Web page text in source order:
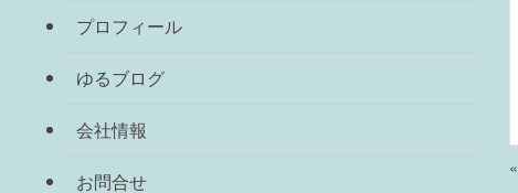
プロフィール
ゆるブログ
会社情報
お問合せ